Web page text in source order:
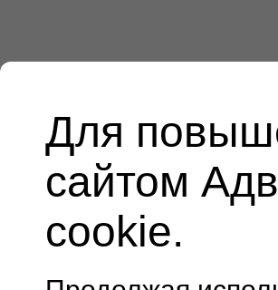
Для
сайтом
cookie.